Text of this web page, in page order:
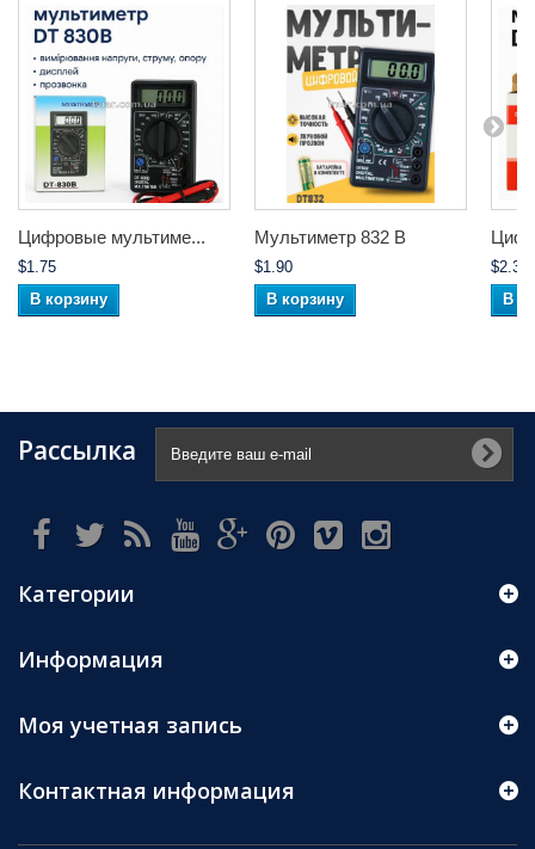
Цифровые мультиме...
$1.75
В корзину
Мультиметр 832 B
$1.90
В корзину
$2.30
В
Рассылка
Категории
Информация
Моя учетная запись
Контактная информация